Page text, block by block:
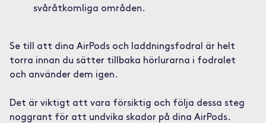
svåråtkomliga områden.
Se till att dina AirPods och laddningsfodral är helt
torra innan du sätter tillbaka hörlurarna i fodralet
och använder dem igen.
Det är viktigt att vara försiktig och följa dessa steg
noggrant för att undvika skador på dina AirPods.